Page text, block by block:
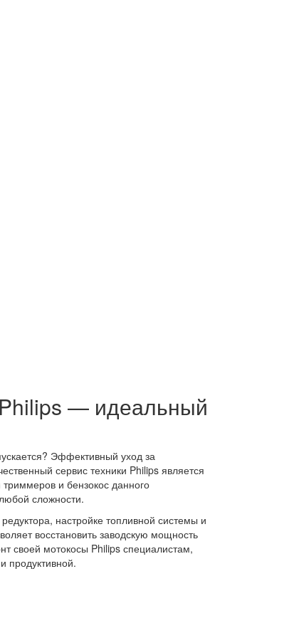
— идеальный
Эффективный уход за
сервис техники Philips является
и бензокос данного
сложности.
настройке топливной системы и
восстановить заводскую мощность
своей мотокосы Philips специалистам,
продуктивной.